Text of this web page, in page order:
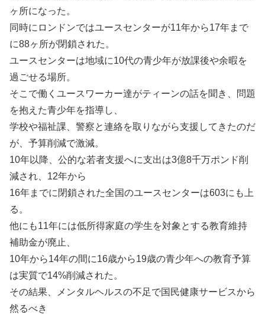
ヶ所になった。
同時にロンドンではユースセンターが11年から17年まで
に88ヶ所が閉鎖された。
ユースセンターは地域に10代の青少年が放課後や余暇を
過ごせる場所。
そこで働くユースワーカー達がティーンの話を聞き、問題
を抱えた青少年を指導し、
学校や福祉課、警察と連絡を取りながら支援してきたのだ
が、予算削減で激減。
10年以降、公的な若者支援へに支出は3億8千万ポンド削
減され、12年から
16年までに閉鎖された全国のユースセンターは603にも上
る。
他にも11年には低所得家庭の学生を対象とする教育維持
補助金が廃止、
10年から14年の間に16歳から19歳の青少年への教育予算
は実質で14%削減された。
その結果、メンタルヘルスの不足で国民健康サービスから
然るべき